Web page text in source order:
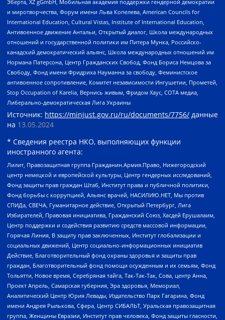
Эберта, XZ gGmbH, Мобильная академия поддержки гендерной демократии
и миротворчества, Форум имени Льва Копелева, American Councils for
International Education, Cultural Vistas, Institute of International Education,
Антивоенное движение Антальи, Открытый диалог, Школа международных
отношений и государственной политики им Питера Мунка, Российско-
канадский демократический альянс, Школа международных отношений им
Нормана Патерсона, Центр Гражданских Свобод, Фонд Бориса Немцова за
Свободу, Фонд имени Фридриха Науманна за свободу, Феминистское
антивоенное сопротивление, Комитет независимости Ингушетии, Прометей,
Stop Occupation of Karelia, Вернись живым, Фридом Хаус, СОТА медиа,
Либерально-демократическая Лига Украины
Источник: https://minjust.gov.ru/ru/documents/7756/ данные
на 13.05.2024
* Сведения реестра НКО, выполняющих функции
иностранного агента:
Лилит, Правозащитная группа Гражданин.Армия.Право, Нижегородский
центр немецкой и европейской культуры, Центр гендерных исследований,
Фонд защиты прав граждан Штаб, Институт права и публичной политики,
Фонд борьбы с коррупцией, Альянс врачей, НАСИЛИЮ.НЕТ, Мы против
СПИДа, СВЕЧА, Гуманитарное действие, Открытый Петербург, Лига
Избирателей, Правовая инициатива, Гражданский Союз, Хасдей Ерушалаим,
Центр поддержки и содействия развитию средств массовой информации,
Горячая Линия, В защиту прав заключенных, Институт глобализации и
социальных движений, Центр социально-информационных инициатив
Действие, Благотворительный фонд охраны здоровья и защиты прав
граждан, Благотворительный фонд помощи осужденным и их семьям, Фонд
Тольятти, Новое время, Серебряная тайга, Так-Так-Так, Сова, центр Анна,
Проект Апрель, Самарская губерния, Эра здоровья, Мемориал,
Аналитический Центр Юрия Левады, Издательство Парк Гагарина, Фонд
имени Андрея Рылькова, Сфера, Центр СИБАЛЬТ, Уральская правозащитная
группа, Женщины Евразии, Институт прав человека, Фонд защиты гласности,